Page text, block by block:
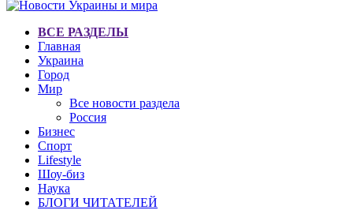
ВСЕ РАЗДЕЛЫ
Главная
Украина
Город
Мир
Все новости раздела
Россия
Бизнес
Спорт
Lifestyle
Шоу-биз
Наука
БЛОГИ ЧИТАТЕЛЕЙ